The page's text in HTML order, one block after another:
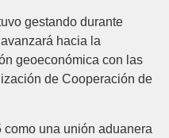
gestando durante
hacia la
geoeconómica con las
de Cooperación de
una unión aduanera